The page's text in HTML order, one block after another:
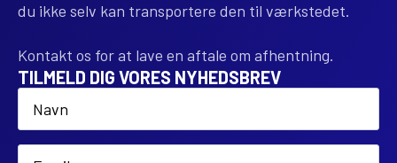
du ikke selv kan transportere den til værkstedet.
Kontakt os for at lave en aftale om afhentning.
TILMELD DIG VORES NYHEDSBREV
Name
Email